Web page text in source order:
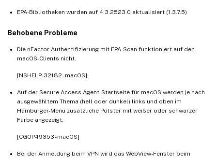
EPA-Bibliotheken wurden auf 4.3.2523.0 aktualisiert (1.3.7.5)
Behobene Probleme
Die nFactor-Authentifizierung mit EPA-Scan funktioniert auf den
macOS-Clients nicht.
[NSHELP-32182 - macOS]
Auf der Secure Access Agent-Startseite für macOS werden je nach
ausgewähltem Thema (hell oder dunkel) links und oben im
Hamburger-Menü zusätzliche Polster mit weißer oder schwarzer
Farbe angezeigt.
[CGOP-19353 - macOS]
Bei der Anmeldung beim VPN wird das WebView-Fenster beim